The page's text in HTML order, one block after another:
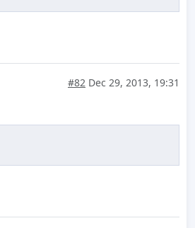
#82 Dec 29, 2013, 19:31